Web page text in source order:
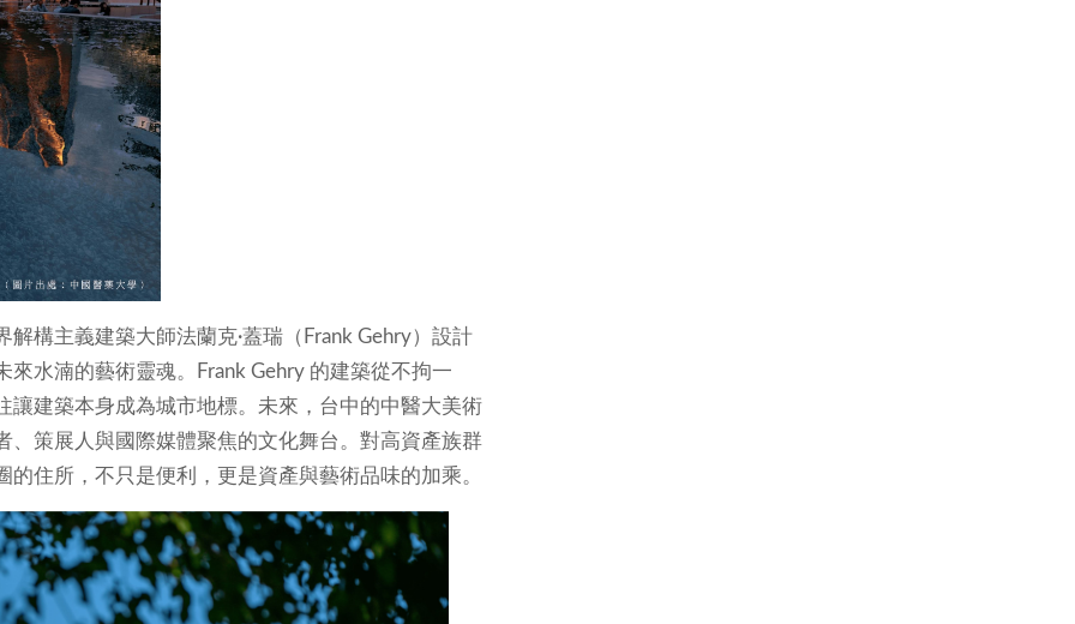
構主義建築大師法蘭克·蓋瑞（Frank Gehry）設計
水湳的藝術靈魂。Frank Gehry 的建築從不拘一
建築本身成為城市地標。未來，台中的中醫大美術
策展人與國際媒體聚焦的文化舞台。對高資產族群
住所，不只是便利，更是資產與藝術品味的加乘。